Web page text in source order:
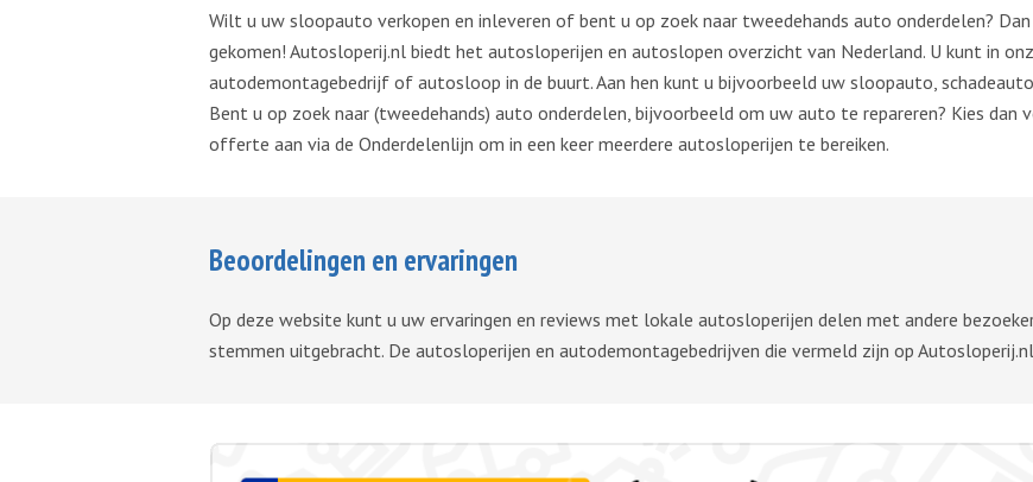
Wilt u uw sloopauto verkopen en inleveren of bent u op zoek naar tweedehands auto onderdelen?
gekomen! Autosloperij.nl biedt het autosloperijen en autoslopen overzicht van Nederland. U kunt in
autodemontagebedrijf of autosloop in de buurt. Aan hen kunt u bijvoorbeeld uw sloopauto,
Bent u op zoek naar (tweedehands) auto onderdelen, bijvoorbeeld om uw auto te repareren? Kies dan
offerte aan via de Onderdelenlijn om in een keer meerdere autosloperijen te bereiken.
Beoordelingen en ervaringen
Op deze website kunt u uw ervaringen en reviews met lokale autosloperijen delen met andere
stemmen uitgebracht. De autosloperijen en autodemontagebedrijven die vermeld zijn op